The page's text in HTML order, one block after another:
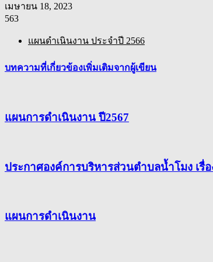
เมษายน 18, 2023
563
แผนดำเนินงาน ประจำปี 2566
บทความที่เกี่ยวข้องเพิ่มเติมจากผู้เขียน
แผนการดำเนินงาน ปี2567
ประกาศองค์การบริหารส่วนตำบลน้ำโมง เรื่
แผนการดำเนินงาน